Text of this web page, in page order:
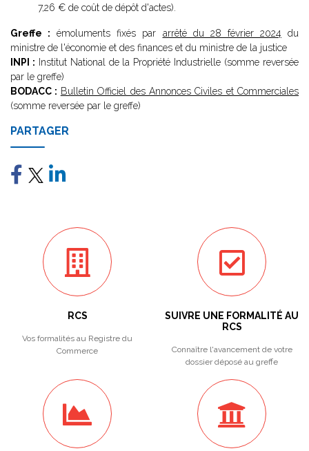
7,26 € de coût de dépôt d'actes).
Greffe : émoluments fixés par arrêté du 28 février 2024 du
ministre de l'économie et des finances et du ministre de la justice
INPI : Institut National de la Propriété Industrielle (somme reversée
par le greffe)
BODACC : Bulletin Officiel des Annonces Civiles et Commerciales
(somme reversée par le greffe)
PARTAGER
RCS
Vos formalités au Registre du
Commerce
SUIVRE UNE FORMALITÉ AU
RCS
Connaître l'avancement de votre
dossier déposé au greffe